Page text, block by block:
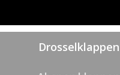
Drosselklappen